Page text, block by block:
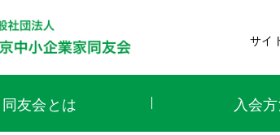
サイ
同友会とは 入会